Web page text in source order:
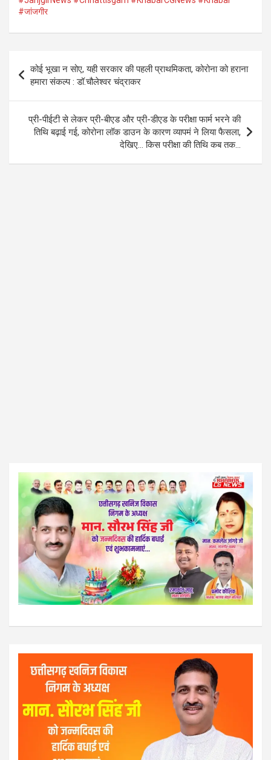
b
o
o
k
A
p
a
#जांजगीर
Post
navigation
कोई भूखा न सोए, यही सरकार की पहली प्राथमिकता, कोरोना को हराना
हमारा संकल्प : डॉ.चौलेश्वर चंद्राकर
प्री-पीईटी से लेकर प्री-बीएड और प्री-डीएड के परीक्षा फार्म भरने की
तिथि बढ़ाई गई, कोरोना लॉक डाउन के कारण व्यापमं ने लिया फैसला,
देखिए… किस परीक्षा की तिथि कब तक…